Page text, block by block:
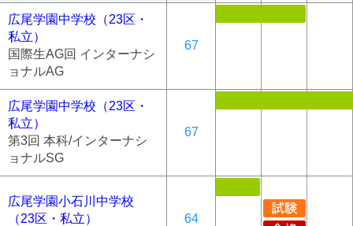
広尾学園中学校（23区・
私立）
国際生AG回 インターナシ
ョナルAG
67
広尾学園中学校（23区・
私立）
第3回 本科/インターナシ
ョナルSG
67
広尾学園小石川中学校
（23区・私立）
64